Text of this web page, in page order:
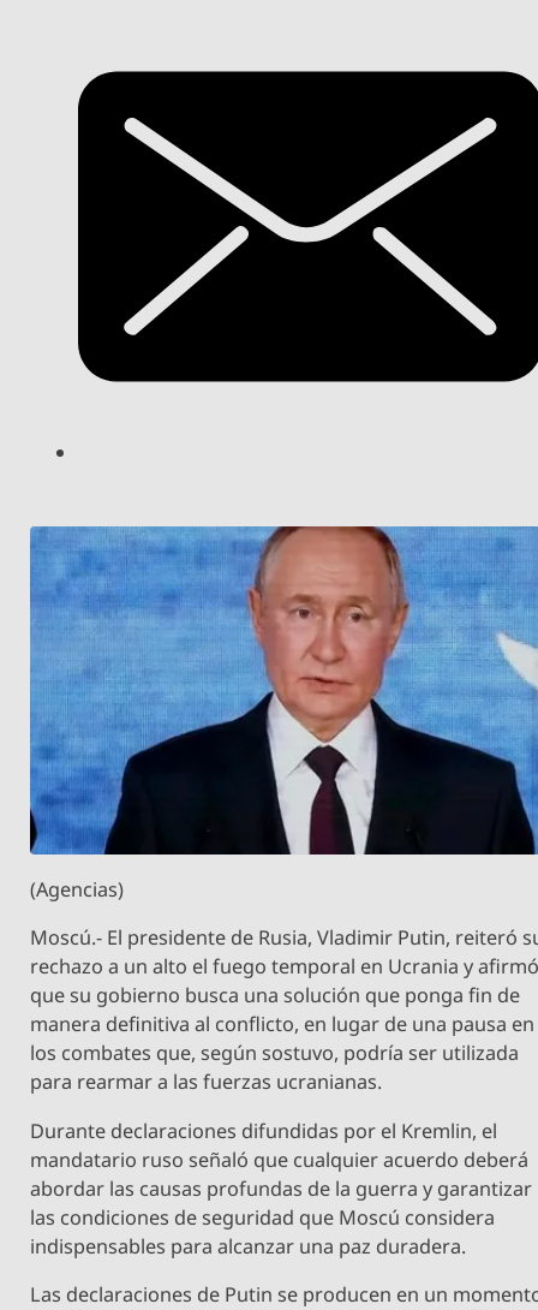
(Agencias)
Moscú.- El presidente de Rusia, Vladimir Putin, reiteró
rechazo a un alto el fuego temporal en Ucrania y
que su gobierno busca una solución que ponga fin de
manera definitiva al conflicto, en lugar de una pausa en
los combates que, según sostuvo, podría ser utilizada
para rearmar a las fuerzas ucranianas.
Durante declaraciones difundidas por el Kremlin, el
mandatario ruso señaló que cualquier acuerdo deberá
abordar las causas profundas de la guerra y garantizar
las condiciones de seguridad que Moscú considera
indispensables para alcanzar una paz duradera.
Las declaraciones de Putin se producen en un